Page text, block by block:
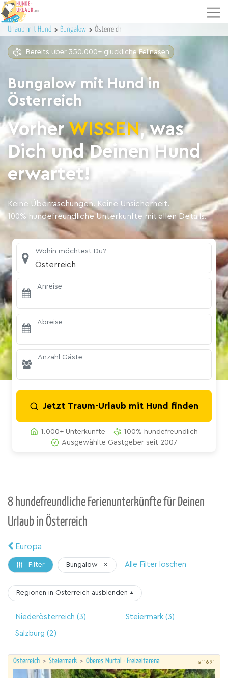
Urlaub mit Hund Bungalow Österreich
Bereits über 350.000+ glückliche Fellnasen
Bungalow mit Hund in
Österreich
VorherWISSEN, was
Dich und Deinen Hund
erwartet!
Keine Überraschungen. Keine Unsicherheit.
100% hundefreundliche Unterkünfte mit allen Details.
Wohin möchtest Du?
Österreich
Anreise
Abreise
Anzahl Gäste
Jetzt Traum-Urlaub mit Hund finden
1.000+ Unterkünfte
100% hundefreundlich
Ausgewählte Gastgeber seit 2007
8 hundefreundliche Ferienunterkünfte für Deinen
Urlaub in Österreich
Europa
Filter Bungalow × Alle Filter löschen
Regionen in Österreich ausblenden ▴
Niederösterreich (3) Steiermark(3)
Salzburg (2)
Österreich > Steiermark > Oberes Murtal - Freizeitarena a11691